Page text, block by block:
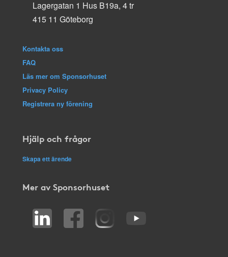
Lagergatan 1 Hus B19a, 4 tr
415 11 Göteborg
Kontakta oss
FAQ
Läs mer om Sponsorhuset
Privacy Policy
Registrera ny förening
Hjälp och frågor
Skapa ett ärende
Mer av Sponsorhuset